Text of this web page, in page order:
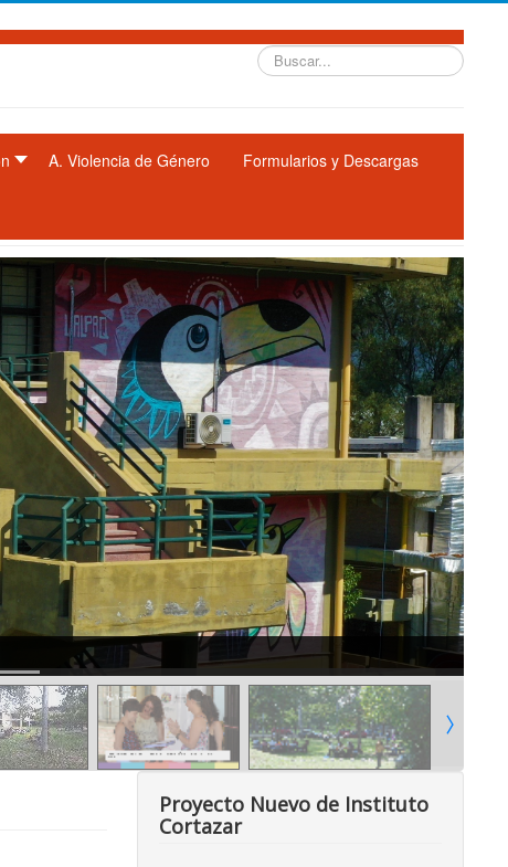
Buscar...
A. Violencia de Género Formularios y Descargas
Proyecto Nuevo de Instituto
Cortazar